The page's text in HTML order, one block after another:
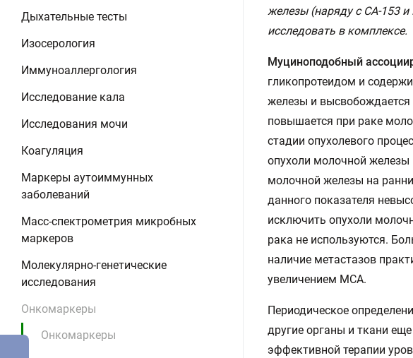
Дыхательные тесты
Изосерология
Иммуноаллергология
Исследование кала
Исследования мочи
Коагуляция
Маркеры аутоиммунных
заболеваний
Масс-спектрометрия микробных
маркеров
Молекулярно-генетические
исследования
Онкомаркеры
Онкомаркеры
железы (наряду с СА-153 и
исследовать в комплексе.
Муциноподобный
гликопротеидом и
железы и высвобождается
повышается при раке
стадии опухолевого
опухоли молочной железы
молочной железы на
данного показателя
исключить опухоли
рака не используются.
наличие метастазов
увеличением МСА.
Периодическое
другие органы и ткани
эффективной терапии